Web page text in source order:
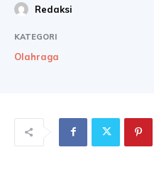
Redaksi
KATEGORI
Olahraga